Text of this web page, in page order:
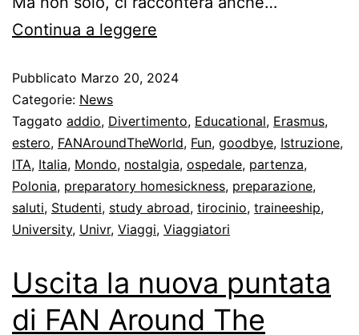
Continua a leggere
Pubblicato Marzo 20, 2024
Categorie: News
Taggato addio, Divertimento, Educational, Erasmus,
estero, FANAroundTheWorld, Fun, goodbye, Istruzione,
ITA, Italia, Mondo, nostalgia, ospedale, partenza,
Polonia, preparatory homesickness, preparazione,
saluti, Studenti, study abroad, tirocinio, traineeship,
University, Univr, Viaggi, Viaggiatori
Uscita la nuova puntata
di FAN Around The